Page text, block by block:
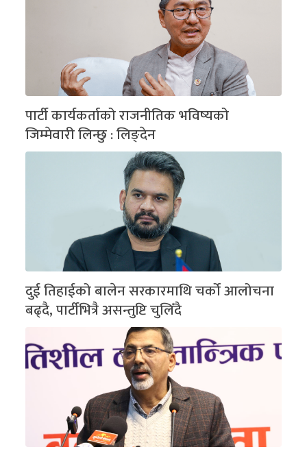
पार्टी कार्यकर्ताको राजनीतिक भविष्यको
जिम्मेवारी लिन्छु : लिङ्देन
दुई तिहाईको बालेन सरकारमाथि चर्को आलोचना
बढ्दै, पार्टीभित्रै असन्तुष्टि चुलिँदै